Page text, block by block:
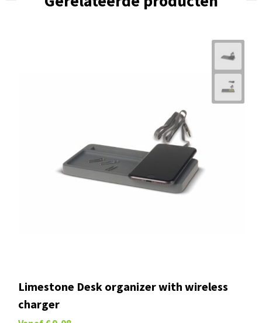
Limestone Desk organizer with wireless
charger